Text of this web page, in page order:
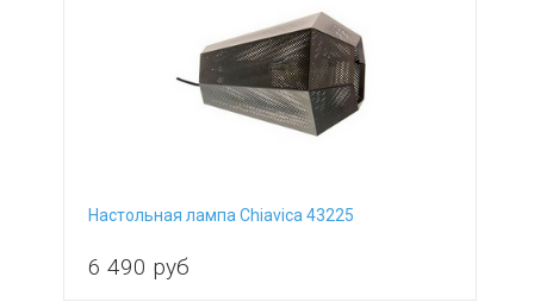
Настольная лампа Chiavica 43225
6 490 руб